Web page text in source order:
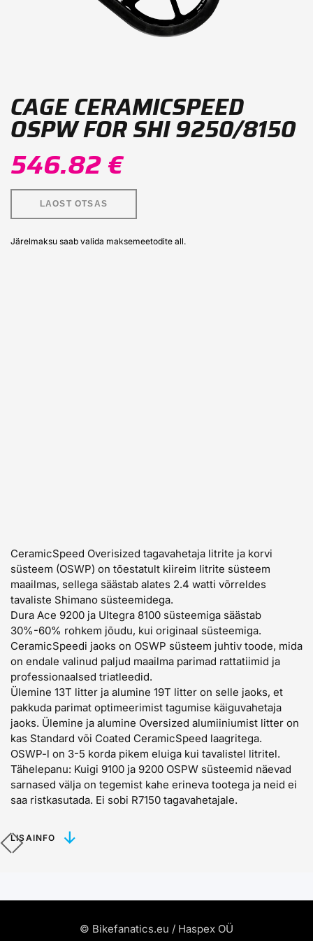
CAGE CERAMICSPEED
OSPW FOR SHI 9250/8150
546.82 €
LAOST OTSAS
Järelmaksu saab valida maksemeetodite all.
CeramicSpeed Overisized tagavahetaja litrite ja korvi
süsteem (OSWP) on tõestatult kiireim litrite süsteem
maailmas, sellega säästab alates 2.4 watti võrreldes
tavaliste Shimano süsteemidega.
Dura Ace 9200 ja Ultegra 8100 süsteemiga säästab
30%-60% rohkem jõudu, kui originaal süsteemiga.
CeramicSpeedi jaoks on OSWP süsteem juhtiv toode, mida
on endale valinud paljud maailma parimad rattatiimid ja
professionaalsed triatleedid.
Ülemine 13T litter ja alumine 19T litter on selle jaoks, et
pakkuda parimat optimeerimist tagumise käiguvahetaja
jaoks. Ülemine ja alumine Oversized alumiiniumist litter on
kas Standard või Coated CeramicSpeed laagritega.
OSWP-l on 3-5 korda pikem eluiga kui tavalistel litritel.
Tähelepanu: Kuigi 9100 ja 9200 OSPW süsteemid näevad
sarnased välja on tegemist kahe erineva tootega ja neid ei
saa ristkasutada. Ei sobi R7150 tagavahetajale.
LISAINFO
© Bikefanatics.eu / Haspex OÜ